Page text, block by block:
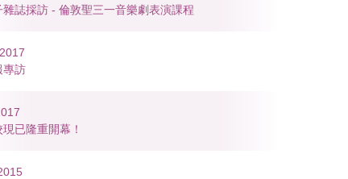
雜誌採訪 - 倫敦聖三一音樂劇表演課程
專訪
已隆重開幕！